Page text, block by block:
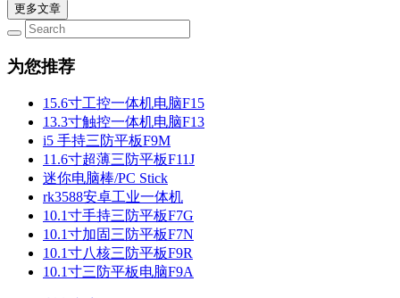
更多文章
为您推荐
15.6寸工控一体机电脑F15
13.3寸触控一体机电脑F13
i5 手持三防平板F9M
11.6寸超薄三防平板F11J
迷你电脑棒/PC Stick
rk3588安卓工业一体机
10.1寸手持三防平板F7G
10.1寸加固三防平板F7N
10.1寸八核三防平板F9R
10.1寸三防平板电脑F9A